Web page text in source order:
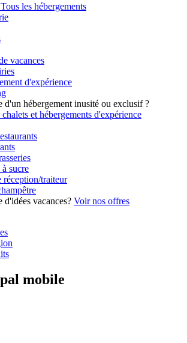
Tous les hébergements
vacances
d'expérience
d'un hébergement inusité ou exclusif ?
et hébergements d'expérience
sucre
réception/traiteur
d'idées vacances? Voir nos offres
mobile